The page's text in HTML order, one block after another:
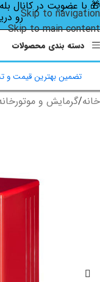
Skip to navigation
Skip to main content
🎁 با عضویت در کانال
رو
دسته بندی محصولات
تضمین بهترین قیمت و تخفیف
خانه/گرمایش و